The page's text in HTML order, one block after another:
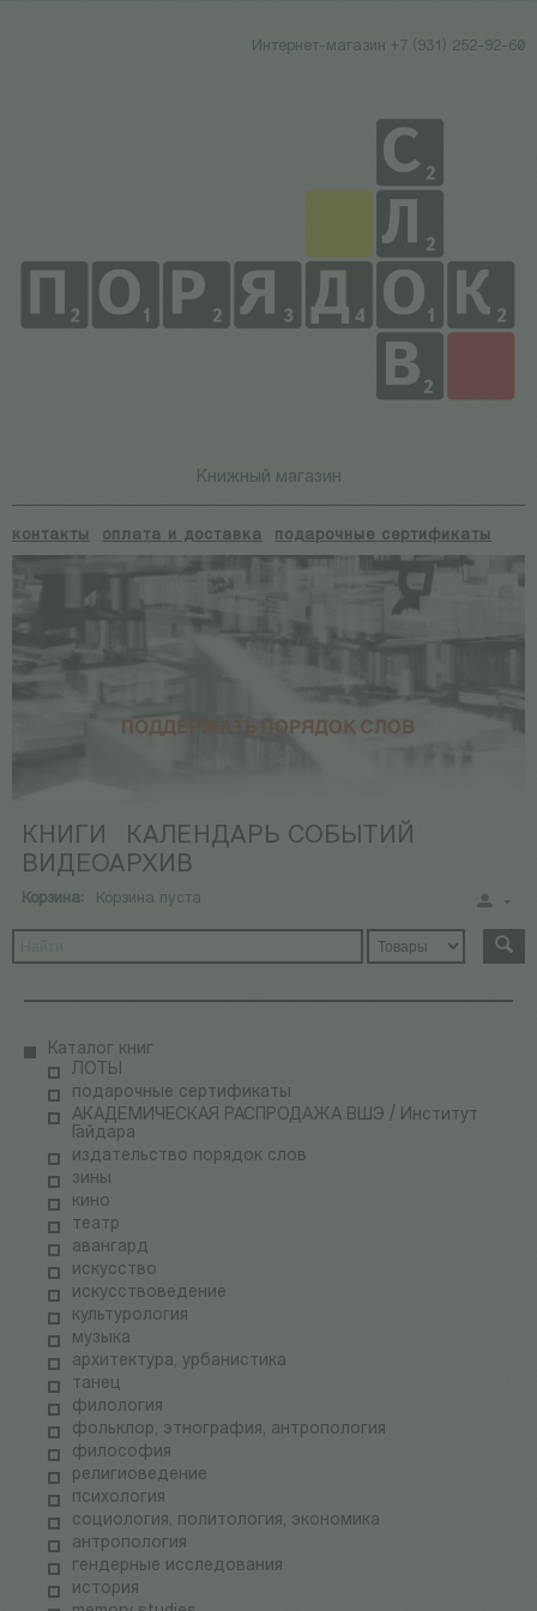
Интернет-магазин +7 (931) 252-92-60
Книжный магазин
контакты оплата и доставка подарочные сертификаты
КНИГИ
КАЛЕНДАРЬ СОБЫТИЙ
ВИДЕОАРХИВ
Корзина: Корзина пуста
Каталог книг
ЛОТЫ
подарочные сертификаты
АКАДЕМИЧЕСКАЯ РАСПРОДАЖА ВШЭ / Институт
Гайдара
издательство порядок слов
зины
кино
театр
авангард
искусство
искусствоведение
культурология
музыка
архитектура, урбанистика
танец
филология
фольклор, этнография, антропология
философия
религиоведение
психология
социология, политология, экономика
антропология
гендерные исследования
история